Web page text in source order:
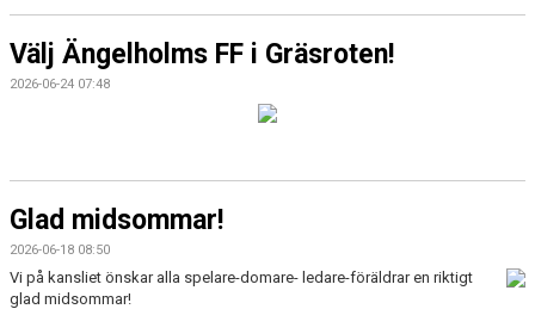
Välj Ängelholms FF i Gräsroten!
2026-06-24 07:48
Glad midsommar!
2026-06-18 08:50
Vi på kansliet önskar alla spelare-domare- ledare-föräldrar en riktigt
glad midsommar!